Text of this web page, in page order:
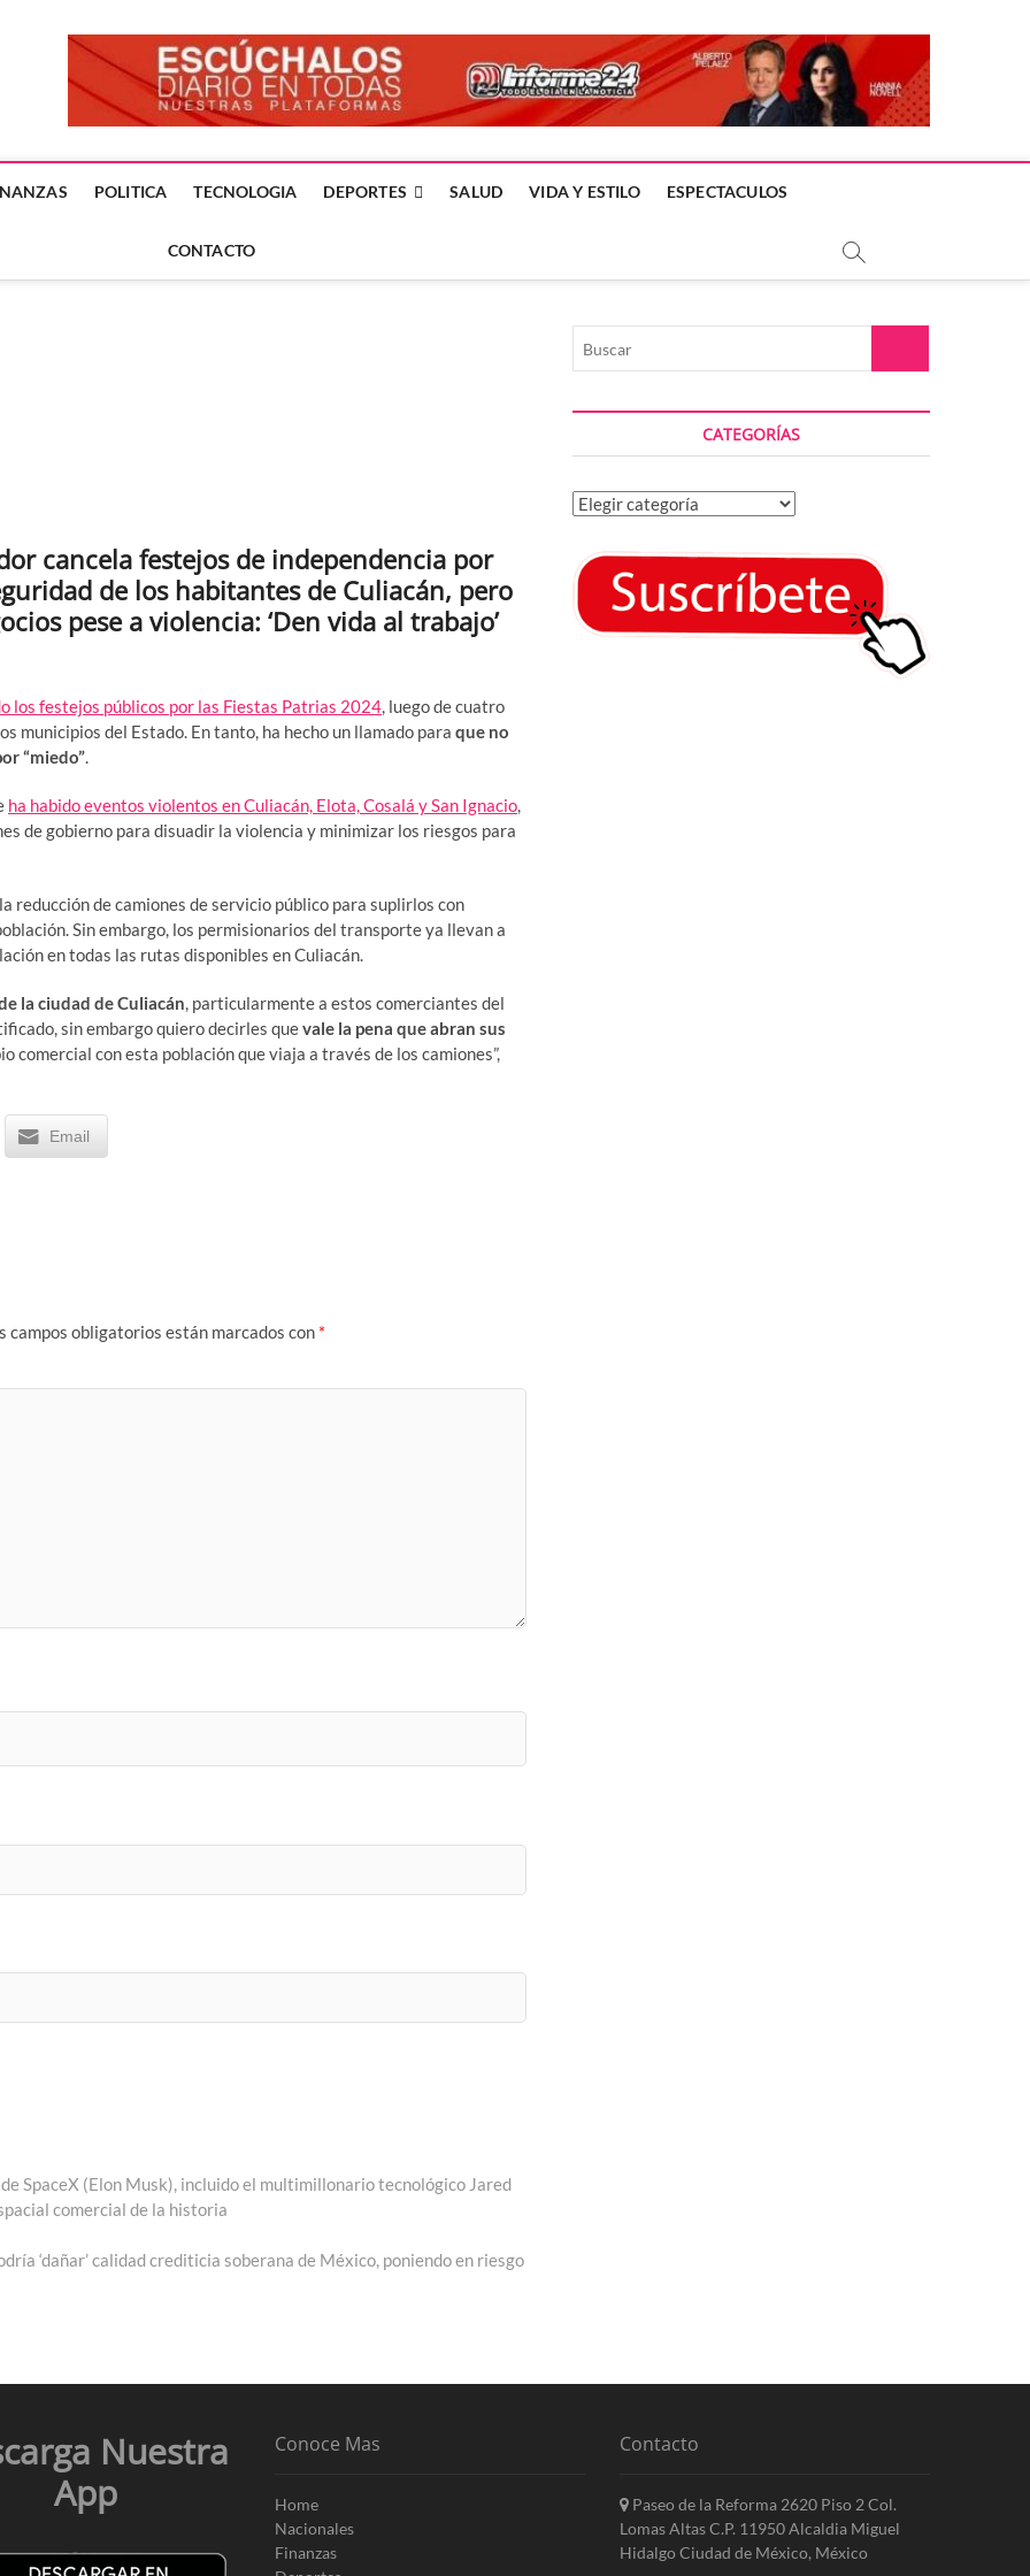
DÍA EN LA NOTICIA
POLITICA TECNOLOGIA DEPORTES SALUD VIDA Y ESTILO ESPECTACULOS
CONTACTO
cancela festejos de independencia por
de los habitantes de Culiacán, pero
pese a violencia: ‘Den vida al trabajo’
los festejos públicos por las Fiestas Patrias 2024, luego de cuatro
municipios del Estado. En tanto, ha hecho un llamado para que no
“miedo”.
ha habido eventos violentos en Culiacán, Elota, Cosalá y San Ignacio,
de gobierno para disuadir la violencia y minimizar los riesgos para
reducción de camiones de servicio público para suplirlos con
Sin embargo, los permisionarios del transporte ya llevan a
en todas las rutas disponibles en Culiacán.
la ciudad de Culiacán, particularmente a estos comerciantes del
sin embargo quiero decirles quevale la pena que abran sus
comercial con esta población que viaja a través de los camiones”,
Email
campos obligatorios están marcados con *
SpaceX (Elon Musk), incluido el multimillonario tecnológico Jared
comercial de la historia
‘dañar’ calidad crediticia soberana de México, poniendo en riesgo
CATEGORÍAS
Categorías
Nuestra
App
Conoce Mas
Home
Nacionales
Finanzas
Contacto
Paseo de la Reforma 2620 Piso 2 Col.
Lomas Altas C.P. 11950 Alcaldia Miguel
Hidalgo Ciudad de México, México